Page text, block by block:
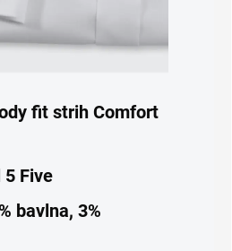
fit strih Comfort
5 Five
bavlna, 3%